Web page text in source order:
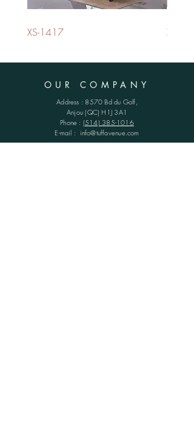
XS-1417 XS-
OUR COMPANY
Address : 8570 Bd du Golf,
Anjou (QC)H1J 3A1
Phone : (514) 385-1016
E-mail : info@tuffavenue.com